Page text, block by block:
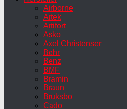
Airborne
Artek
Artifort
Asko
Axel Christensen
Behr
Benz
BMF
Bramin
Braun
Bruksbo
Cado